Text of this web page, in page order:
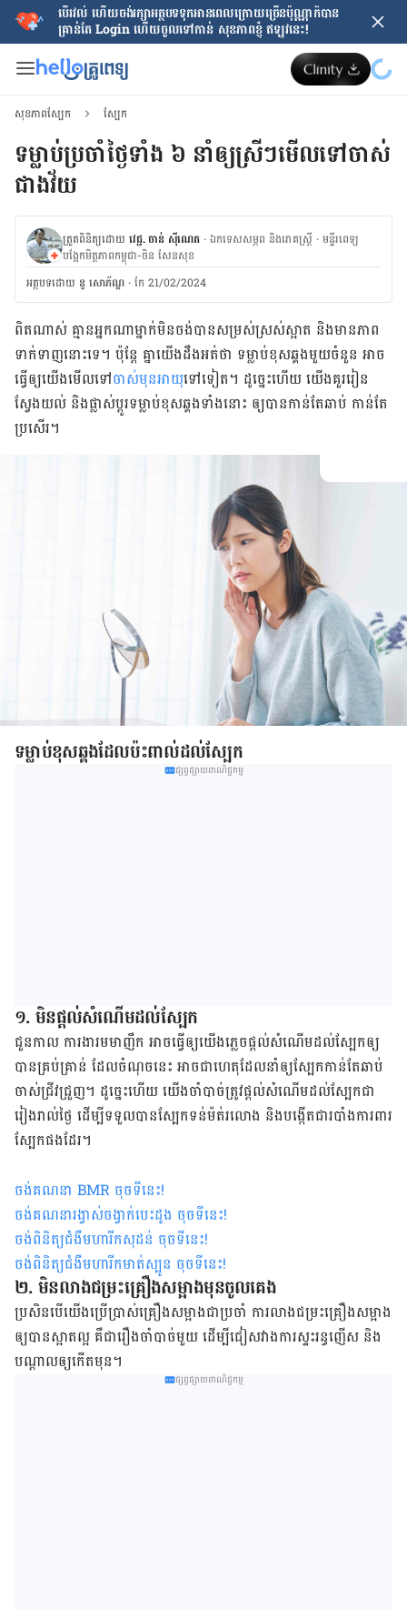
បើរវល់ ហើយចង់​រក្សាអត្ថបទទុកអានពេលក្រោយ​ច្រើនប៉ុណ្ណាក៏បាន
គ្រាន់តែ​ Login ហើយចូលទៅកាន់ សុខភាពខ្ញុំ ឥឡូវនេះ!
សុខភាពស្បែក ស្បែក
ទម្លាប់ប្រចាំថ្ងៃទាំង ៦ នាំឲ្យស្រីៗមើលទៅចាស់
ជាងវ័យ​​​​​​​​​​​​​​​​​​​​​​​​​​​​​​​​​​​​​​​​
ត្រួតពិនិត្យដោយ វេជ្ជ. ចាន់ ស៊ីណេត ·ឯកទេសសម្ភព និងរោគស្ត្រី ·ម​ន្ទីរពេទ្យ
បង្អែកមិត្តភាពកម្ពុជា-ចិន សែនសុខ
អត្ថបទ​ដោយ នូ សោភ័ណ្ឌ ·កែ 21/02/2024
ពិត​ណាស់​ គ្មាន​អ្នក​ណា​ម្នាក់​​មិន​ចង់​បាន​សម្រស់​ស្រស់​ស្អាត និង​មាន​ភាព​
ទាក់ទាញ​​នោះ​ទេ។ ប៉ុន្តែ គ្នា​យើង​ដឹង​អត់​ថា ទម្លាប់​ខុស​ឆ្គង​មួយ​ចំនួន​ អាច​
ធ្វើ​ឲ្យ​យើង​មើល​ទៅ​ចាស់​មុន​អាយុ​ទៅ​ទៀត។ ដូច្នេះ​ហើយ​ យើង​គួរ​​រៀន​
ស្វែង​យល់​ និង​ផ្លាស់ប្ដូរ​ទម្លាប់​ខុស​ឆ្គង​ទាំង​នោះ ​ឲ្យ​បាន​កាន់​តែ​​ឆាប់ ​កាន់​តែ​
ប្រសើរ។
​​ទម្លាប់​ខុស​ឆ្គង​ដែល​ប៉ះពាល់​ដល់​ស្បែក
ផ្សព្វផ្សាយពាណិជ្ជកម្ម
១. មិន​ផ្តល់​សំណើម​ដល់​ស្បែក
ជួនកាល​ ការងារ​មមាញឹក​ អាច​ធ្វើ​ឲ្យ​យើង​ភ្លេច​ផ្តល់​សំណើម​ដល់​ស្បែក​​ឲ្យ​
បាន​គ្រប់គ្រាន់​ ដែល​ចំណុច​នេះ អាច​ជា​ហេតុ​ដែល​នាំ​ឲ្យ​​ស្បែក​កាន់​តែ​ឆាប់​
ចាស់​ជ្រីវជ្រួញ។ ដូច្នេះ​ហើយ​ យើង​ចាំបាច់​ត្រូវ​ផ្តល់​សំណើម​ដល់​ស្បែក​ជា​
រៀង​រាល់​ថ្ងៃ ដើម្បី​ទទួល​បាន​ស្បែក​ទន់​ម៉ត់​រលោង និង​​​​បង្កើត​ជា​របាំង​ការពារ​
ស្បែក​ផង​ដែរ។
ចង់គណនា BMR ចុចទីនេះ!
ចង់គណនារង្វាស់ចង្វាក់បេះដូង ចុចទីនេះ!
ចង់ពិនិត្យជំងឺមហារីកសុដន់ ចុចទីនេះ!
ចង់ពិនិត្យជំងឺមហារីកមាត់ស្បូន ចុចទីនេះ!
២. មិន​លាង​ជម្រះ​គ្រឿង​សម្អាង​មុន​ចូល​គេង
ប្រសិនបើ​យើង​ប្រើ​ប្រាស់​គ្រឿង​សម្អាង​ជា​ប្រចាំ ការ​លាង​ជម្រះ​គ្រឿង​សម្អាង​
ឲ្យ​បាន​ស្អាត​ល្អ គឺ​ជា​រឿង​ចាំបាច់​មួយ ដើម្បី​ជៀសវាង​ការ​ស្ទះ​រន្ធ​ញើស និង​
បណ្តាល​ឲ្យ​កើត​មុន។
ផ្សព្វផ្សាយពាណិជ្ជកម្ម